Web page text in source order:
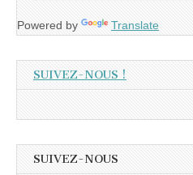
Powered by Translate
SUIVEZ-NOUS !
SUIVEZ-NOUS